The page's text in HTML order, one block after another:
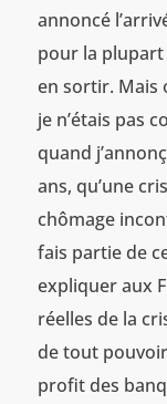
annoncé
pour la plupart
en sortir. Mais
je n’étais pas
quand
ans, qu’une
chômage
fais partie de
expliquer aux
réelles de la
de tout
profit des